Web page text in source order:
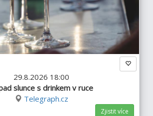
29.8.2026 18:00
slunce s drinkem v ruce
Telegraph.cz
Zjistit více